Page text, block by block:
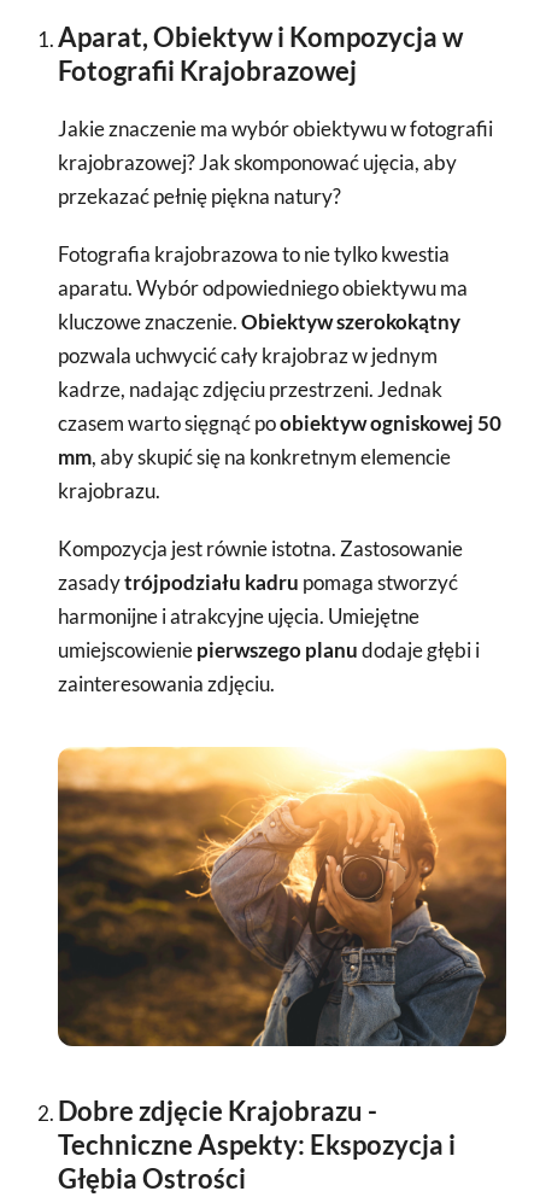
Aparat, Obiektyw i Kompozycja w
Fotografii Krajobrazowej
Jakie znaczenie ma wybór obiektywu w fotografii
krajobrazowej? Jak skomponować ujęcia, aby
przekazać pełnię piękna natury?
Fotografia krajobrazowa to nie tylko kwestia
aparatu. Wybór odpowiedniego obiektywu ma
kluczowe znaczenie.Obiektyw szerokokątny
pozwala uchwycić cały krajobraz w jednym
kadrze, nadając zdjęciu przestrzeni. Jednak
czasem warto sięgnąć poobiektyw ogniskowej 50
mm, aby skupić się na konkretnym elemencie
krajobrazu.
Kompozycja jest równie istotna. Zastosowanie
zasadytrójpodziału kadru pomaga stworzyć
harmonijne i atrakcyjne ujęcia. Umiejętne
umiejscowieniepierwszego planudodaje głębi i
zainteresowania zdjęciu.
Dobre zdjęcie Krajobrazu -
Techniczne Aspekty: Ekspozycja i
Głębia Ostrości